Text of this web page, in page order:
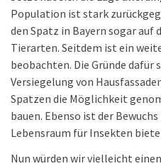
Population ist stark
den Spatz in Bayern sogar
Tierarten. Seitdem ist ein
beobachten. Die Gründe dafür
Versiegelung von
Spatzen die Möglichkeit
bauen. Ebenso ist der
Lebensraum für Insekten
Nun würden wir vielleicht